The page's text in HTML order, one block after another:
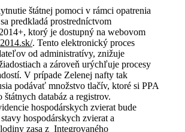
štátnej pomoci v rámci opatrenia
predkladá prostredníctvom
ktorý je dostupný na webovom
. Tento elektronický proces
od administratívy, znižuje
a zároveň urýchľuje procesy
V prípade Zelenej nafty tak
podávať množstvo tlačív, ktoré si PPA
databáz a registrov.
hospodárskych zvierat bude
hospodárskych zvierat a
zasa z Integrovaného